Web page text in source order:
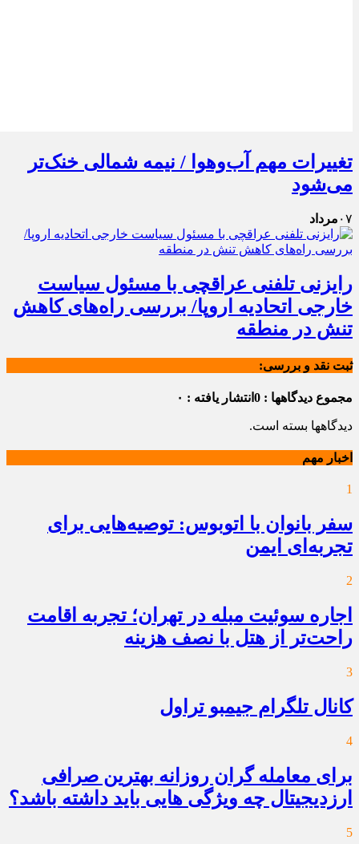
تغییرات مهم آب‌وهوا / نیمه شمالی خنک‌تر
می‌شود
۰۷ مرداد
رایزنی تلفنی عراقچی با مسئول سیاست
خارجی اتحادیه اروپا/ بررسی راه‌های کاهش
تنش در منطقه
ثبت نقد و بررسی:
مجموع دیدگاهها : 0 انتشار یافته : ۰
دیدگاهها بسته است.
اخبار مهم
1
سفر بانوان با اتوبوس: توصیه‌هایی برای
تجربه‌ای ایمن
2
اجاره سوئیت مبله در تهران؛ تجربه اقامت
راحت‌تر از هتل با نصف هزینه
3
کانال تلگرام جیمبو تراول
4
برای معامله گران روزانه بهترین صرافی
ارزدیجیتال چه ویژگی هایی باید داشته باشد؟
5